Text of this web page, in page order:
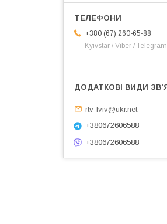
+380 (67) 260-65-88
Kyivstar / Viber / Telegram
rtv-lviv@ukr.net
+380672606588
+380672606588